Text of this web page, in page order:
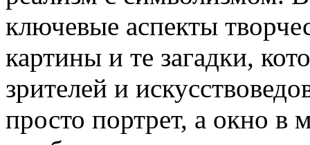
ключевые аспекты
картины и те загадки,
зрителей и
просто портрет, а окно в